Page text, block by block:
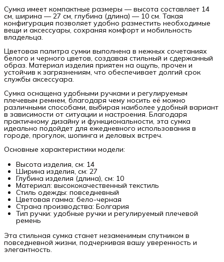
Сумка имеет компактные размеры — высота составляет 14
см, ширина — 27 см, глубина (длина) — 10 см. Такая
конфигурация позволяет удобно разместить необходимые
вещи и аксессуары, сохраняя комфорт и мобильность
владельца.
Цветовая палитра сумки выполнена в нежных сочетаниях
белого и черного цветов, создавая стильный и сдержанный
образ. Материал изделия приятен на ощупь, прочен и
устойчив к загрязнениям, что обеспечивает долгий срок
службы аксессуара.
Сумка оснащена удобными ручками и регулируемым
плечевым ремнем, благодаря чему носить её можно
различными способами, выбирая наиболее удобный вариант
в зависимости от ситуации и настроения. Благодаря
практичному дизайну и функциональности, эта сумка
идеально подойдет для ежедневного использования в
городе, прогулок, шопинга и деловых встреч.
Основные характеристики модели:
Высота изделия, см: 14
Ширина изделия, см: 27
Глубина изделия (длина), см: 10
Материал: высококачественный текстиль
Стиль одежды: повседневный
Цветовая гамма: бело-черная
Страна производства: Болгария
Тип ручки: удобные ручки и регулируемый плечевой
ремень
Эта стильная сумка станет незаменимым спутником в
повседневной жизни, подчеркивая вашу уверенность и
элегантность.